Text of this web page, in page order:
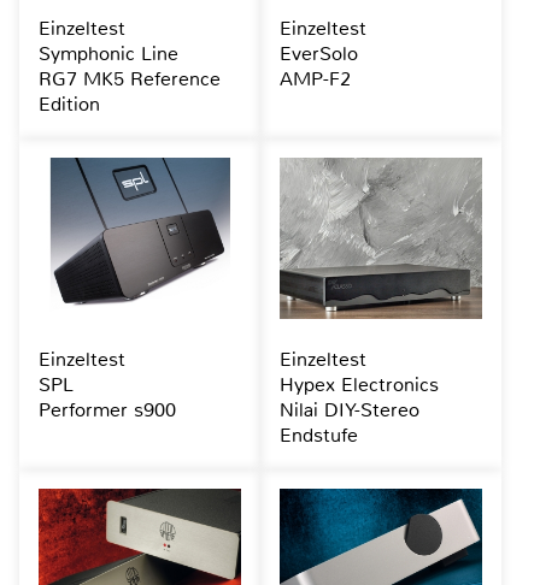
Einzeltest
Symphonic Line
RG7 MK5 Reference
Edition
Einzeltest
EverSolo
AMP-F2
Einzeltest
SPL
Performer s900
Einzeltest
Hypex Electronics
Nilai DIY-Stereo
Endstufe